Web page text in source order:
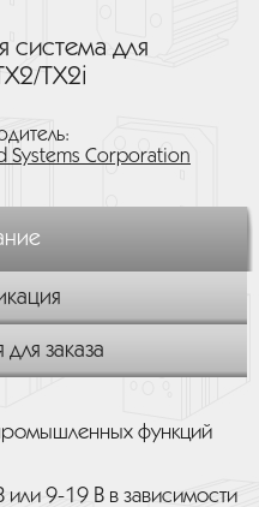
система для
TX2i
Systems Corporation
заказа
функций
или 9-19 В в зависимости